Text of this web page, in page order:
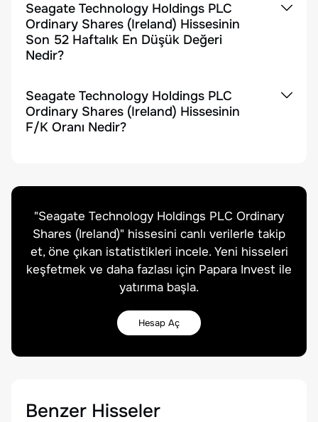
Seagate Technology Holdings PLC
Ordinary Shares (Ireland) Hissesinin
Son 52 Haftalık En Düşük Değeri
Nedir?
Seagate Technology Holdings PLC
Ordinary Shares (Ireland) Hissesinin
F/K Oranı Nedir?
"Seagate Technology Holdings PLC Ordinary
Shares (Ireland)" hissesini canlı verilerle takip
et, öne çıkan istatistikleri incele. Yeni hisseleri
keşfetmek ve daha fazlası için Papara Invest ile
yatırıma başla.
Hesap Aç
Benzer Hisseler